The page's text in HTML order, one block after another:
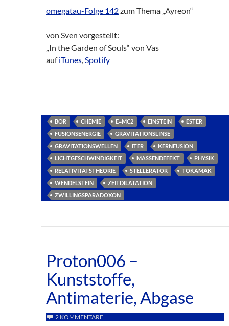
omegatau-Folge 142zum Thema „Ayreon“
von Sven vorgestellt:
„In the Garden of Souls“ von Vas
aufiTunes,Spotify
BOR CHEMIE E=MC2 EINSTEIN
ESTER
FUSIONSENERGIE
GRAVITATIONSLINSE
GRAVITATIONSWELLEN
ITER
KERNFUSION
LICHTGESCHWINDIGKEIT
MASSENDEFEKT
PHYSIK
RELATIVITÄTSTHEORIE
STELLERATOR
TOKAMAK
WENDELSTEIN
ZEITDILATATION
ZWILLINGSPARADOXON
Proton006 –
Kunststoffe,
Antimaterie, Abgase
2 KOMMENTARE